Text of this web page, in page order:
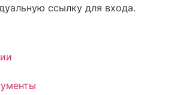
ссылку для входа.